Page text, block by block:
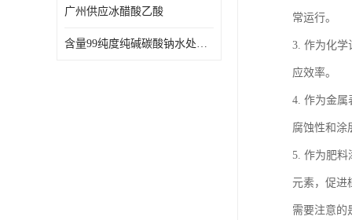
广州供应冰醋酸乙酸
含量99纯度纯碱碳酸钠水处理剂
常运行。
3. 作为化学
应效率。
4. 作为金属
腐蚀性和涂
5. 作为肥料
元素，促进
需要注意的